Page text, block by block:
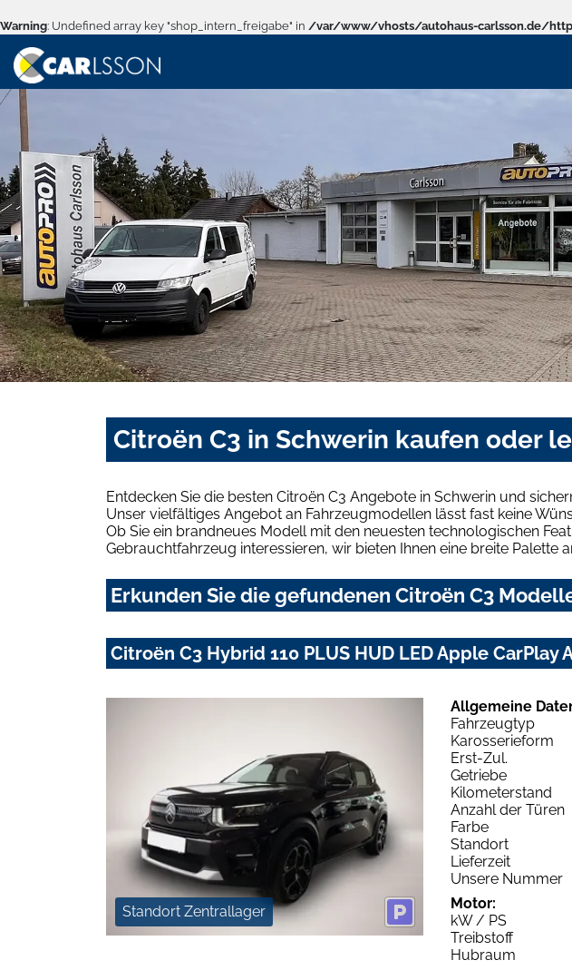
Warning: Undefined array key "shop_intern_freigabe" in /var/www/vhosts/autohaus-carlsson.de/
Citroën C3 in Schwerin kaufen oder
Entdecken Sie die besten Citroën C3 Angebote in Schwerin und
Unser vielfältiges Angebot an Fahrzeugmodellen lässt fast keine
Ob Sie ein brandneues Modell mit den neuesten technologischen
Gebrauchtfahrzeug interessieren, wir bieten Ihnen eine breite Palette
Erkunden Sie die gefundenen Citroën C3
Citroën C3 Hybrid 110 PLUS HUD LED Apple CarPlay
Standort Zentrallager
Allgemeine
Fahrzeugtyp
Karosserieform
Erst-Zul.
Getriebe
Kilometerstand
Anzahl der Türen
Farbe
Standort
Lieferzeit
Unsere Nummer
Motor:
kW / PS
Treibstoff
Hubraum